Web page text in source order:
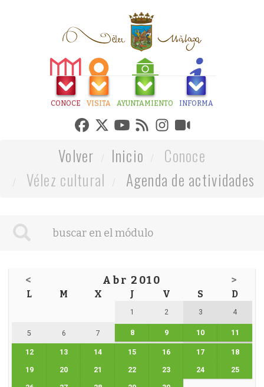
CONOCE VISITA AYUNTAMIENTO INFORMA
Volver Inicio
Conoce
Vélez cultural
Agenda de actividades
< Abr 2010 >
L M X J V S D
1 2 3 4
5 6 7 8 9 10 11
12 13 14 15 16 17 18
19 20 21 22 23 24 25